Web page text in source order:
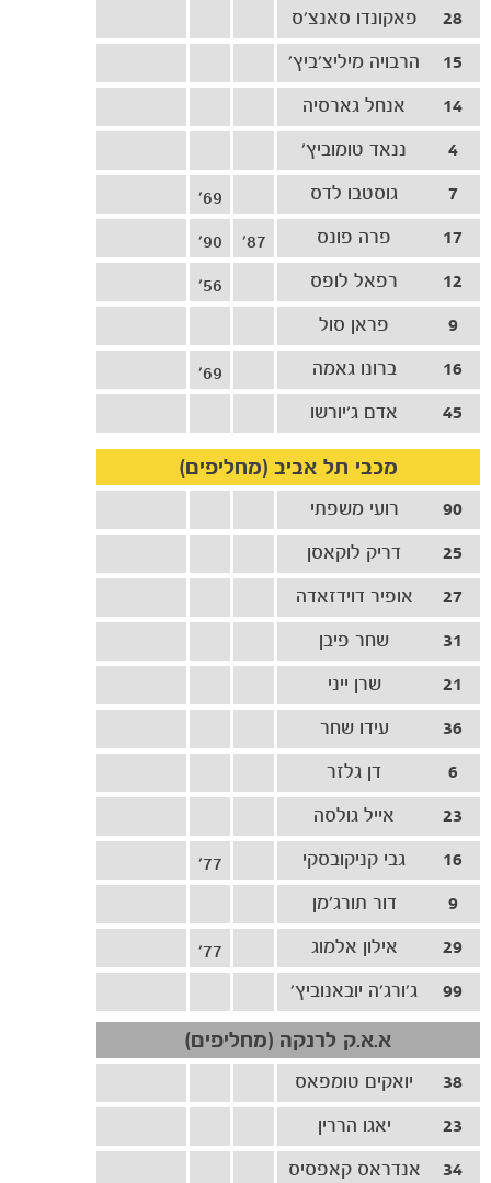
משחקים
ותוצאות
28
פאקונדו סאנצ'ס
15
הרבויה מיליצ'ביץ'
14
אנחל גארסיה
4
ננאד טומוביץ'
7
גוסטבו לדס
69'
17
פרה פונס 90'
87'
12
רפאל לופס
56'
9
פראן סול
16
ברונו גאמה
69'
45
אדם ג'יורשו
מכבי תל אביב (מחליפים)
90
רועי משפתי
25
דריק לוקאסן
27
אופיר דוידזאדה
31
שחר פיבן
21
שרן ייני
36
עידו שחר
6
דן גלזר
23
אייל גולסה
16
גבי קניקובסקי
77'
9
דור תורג׳מן
29
אילון אלמוג
77'
99
ג'ורג'ה יובאנוביץ'
א.א.ק לרנקה (מחליפים)
38
יואקים טומפאס
23
יאגו הררין
34
אנדראס קאפסיס